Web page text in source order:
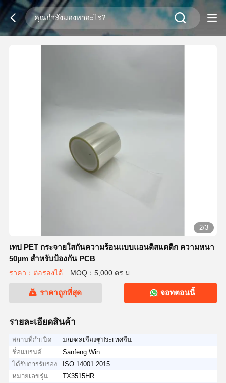
2/3
เทป PET กระจายใสกันความร้อนแบบแอนติสแตติก ความหนา
50μm สําหรับป้องกัน PCB
ราคา：ต่อรองได้ MOQ：5,000 ตร.ม
ราคาถูกที่สุด จอทตอนนี้
รายละเอียดสินค้า
สถานที่กำเนิด
มณฑลเจียงซูประเทศจีน
ชื่อแบรนด์
Sanfeng Win
ได้รับการรับรอง
ISO 14001:2015
หมายเลขรุ่น
TX3515HR